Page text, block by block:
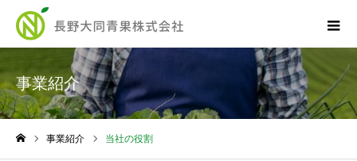
事業紹介
事業紹介 当社の役割